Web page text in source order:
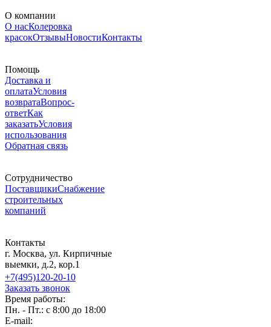
О компании
О насКолеровка
красокОтзывыНовостиКонтакты
Помощь
Доставка и
оплатаУсловия
возвратаВопрос-
ответКак
заказатьУсловия
использования
Обратная связь
Сотрудничество
ПоставщикиСнабжение
строительных
компаний
Контакты
г. Москва, ул. Кирпичные
выемки, д.2, кор.1
+7(495)120-20-10
Заказать звонок
Время работы:
Пн. - Пт.: с 8:00 до 18:00
E-mail: